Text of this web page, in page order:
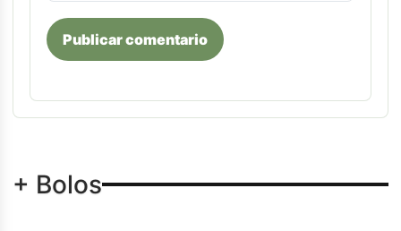
Publicar comentario
+ Bolos